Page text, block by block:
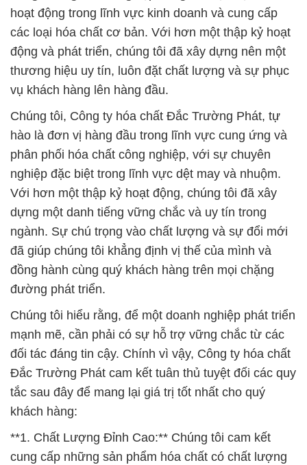
hoạt động trong lĩnh vực kinh doanh và cung cấp
các loại hóa chất cơ bản. Với hơn một thập kỷ hoạt
động và phát triển, chúng tôi đã xây dựng nên một
thương hiệu uy tín, luôn đặt chất lượng và sự phục
vụ khách hàng lên hàng đầu.
Chúng tôi, Công ty hóa chất Đắc Trường Phát, tự
hào là đơn vị hàng đầu trong lĩnh vực cung ứng và
phân phối hóa chất công nghiệp, với sự chuyên
nghiệp đặc biệt trong lĩnh vực dệt may và nhuộm.
Với hơn một thập kỷ hoạt động, chúng tôi đã xây
dựng một danh tiếng vững chắc và uy tín trong
ngành. Sự chú trọng vào chất lượng và sự đổi mới
đã giúp chúng tôi khẳng định vị thế của mình và
đồng hành cùng quý khách hàng trên mọi chặng
đường phát triển.
Chúng tôi hiểu rằng, để một doanh nghiệp phát triển
mạnh mẽ, cần phải có sự hỗ trợ vững chắc từ các
đối tác đáng tin cậy. Chính vì vậy, Công ty hóa chất
Đắc Trường Phát cam kết tuân thủ tuyệt đối các quy
tắc sau đây để mang lại giá trị tốt nhất cho quý
khách hàng:
**1. Chất Lượng Đỉnh Cao:** Chúng tôi cam kết
cung cấp những sản phẩm hóa chất có chất lượng